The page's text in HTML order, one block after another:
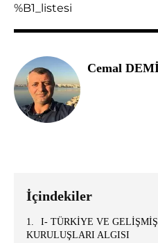
%B1_listesi
Cemal
İçindekiler
І- TÜRKİYE VE
KURULUŞLARI ALGISI